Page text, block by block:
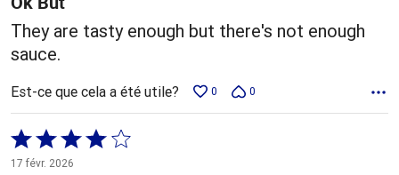
They are tasty enough but there's not enough
sauce.
Est-ce que cela a été utile? 0 0
Coté
4 sur
17 févr. 2026